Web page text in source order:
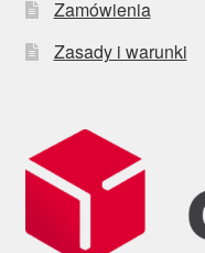
Zamówienia
Zasady i warunki